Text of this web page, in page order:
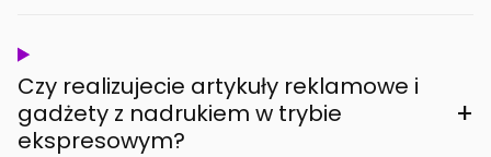
Czy realizujecie artykuły reklamowe i
gadżety z nadrukiem w trybie
ekspresowym?
+